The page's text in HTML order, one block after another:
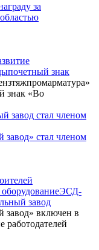
за
почетный знак
знак «Во
завод» стал членом
оборудованиеЭСД-
завод
завод» включен в
работодателей